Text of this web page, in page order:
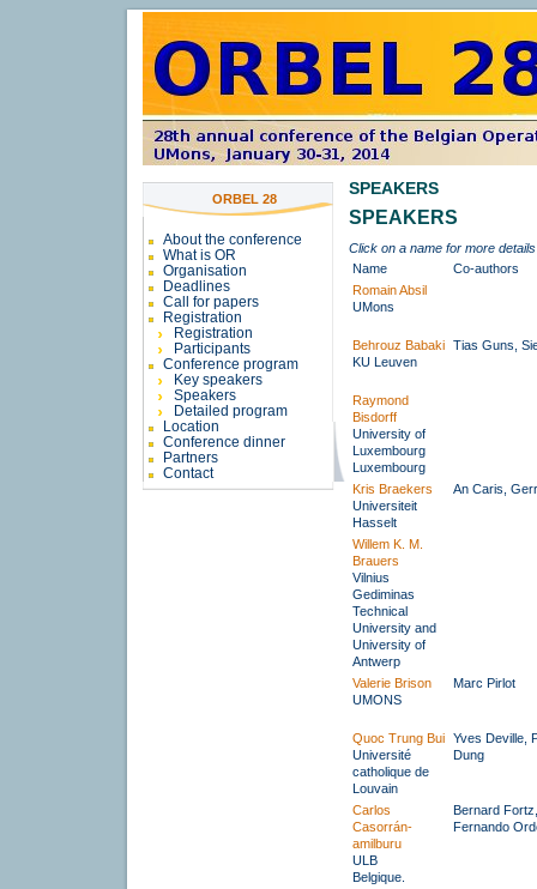
ORBEL 28
About the conference
What is OR
Organisation
Deadlines
Call for papers
Registration
Registration
Participants
Conference program
Key speakers
Speakers
Detailed program
Location
Conference dinner
Partners
Contact
SPEAKERS
SPEAKERS
Click on a name for more details
Name
Co-authors
Romain Absil
UMons
Behrouz Babaki
KU Leuven
Tias Guns,
Raymond
Bisdorff
University of
Luxembourg
Luxembourg
Kris Braekers
Universiteit
Hasselt
An Caris,
Willem K. M.
Brauers
Vilnius
Gediminas
Technical
University and
University of
Antwerp
Valerie Brison
UMONS
Marc Pirlot
Quoc Trung Bui
Université
catholique de
Louvain
Yves Deville,
Dung
Carlos
Casorrán-
amilburu
ULB
Belgique.
Bernard
Fernando